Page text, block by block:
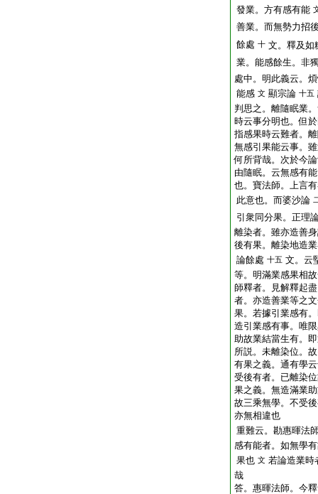
發業。方有感有能
善業。而無勢力招
餘處 十 文。釋及如
業。能感餘生。非
處中。明此義云。
能感 文 顯宗論 十五
判思之。離隨眠業
時云事分明也。但
指感果時云難者。
無感引果能云事。
何所背哉。次於今
由隨眠。云無感有
也。寶法師。上言
此意也。而婆沙論
引衆同分果。正理
離染者。雖亦造善
後有果。離染地造
論餘處 十五 文。云
等。明滿業感果相
師釋者。見解釋起
者。亦造善業等之
果。若據引業感有
造引業感有事。唯
助故業結當生有。
所説。未離染位。故
有果之義。通有學
受後有者。已離染
果之義。無造滿業
故三乘無學。不受
亦無相違也
重難云。勘惠暉法
感有能者。如無學
果也 文 若論造業時
哉
答。惠暉法師。今